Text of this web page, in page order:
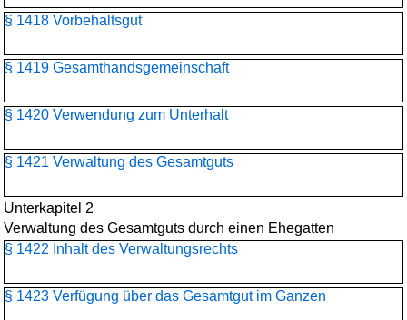
§ 1418 Vorbehaltsgut
§ 1419 Gesamthandsgemeinschaft
§ 1420 Verwendung zum Unterhalt
§ 1421 Verwaltung des Gesamtguts
Unterkapitel 2
Verwaltung des Gesamtguts durch einen Ehegatten
§ 1422 Inhalt des Verwaltungsrechts
§ 1423 Verfügung über das Gesamtgut im Ganzen